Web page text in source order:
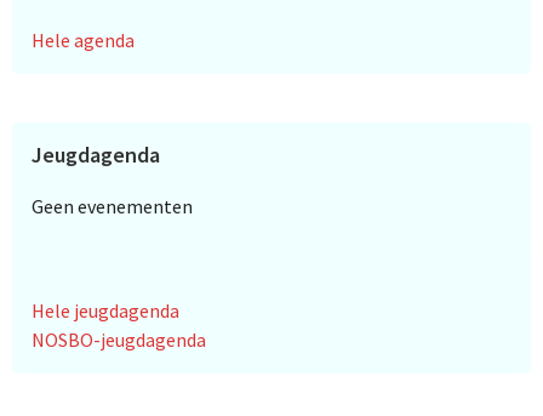
Hele agenda
Jeugdagenda
Geen evenementen
Hele jeugdagenda
NOSBO-jeugdagenda